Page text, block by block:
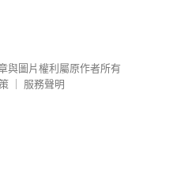
與圖片權利屬原作者所有
服務聲明